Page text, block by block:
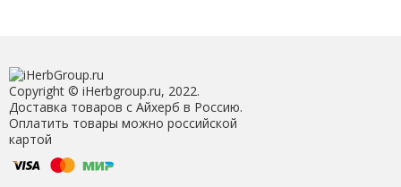
Copyright © iHerbgroup.ru, 2022.
Доставка товаров с Айхерб в Россию.
Оплатить товары можно российской
картой